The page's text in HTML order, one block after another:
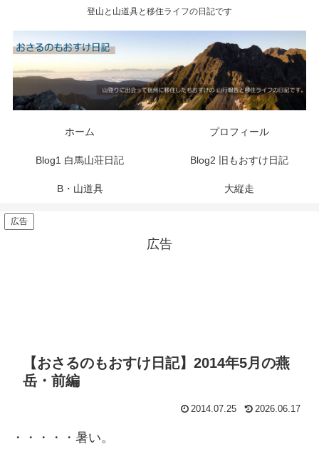
登山と山道具と移住ライフの日記です
ホーム プロフィール
Blog1 白馬山荘日記 Blog2 旧もおすけ日記
B・山道具 大縦走
広告
広告
【おさるのもおすけ日記】2014年5月の燕
岳・前編
2014.07.25 2026.06.17
・・・・・暑い。